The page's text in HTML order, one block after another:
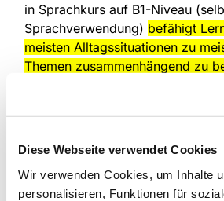
Diese Webseite verwendet Cookies
Wir verwenden Cookies, um Inhalte
personalisieren, Funktionen für
in Sprachkurs auf B1-Niveau
Sprachverwendung) befähigt
meisten Alltagssituationen zu
Themen zusammenhängend zu
Arbeitsaufnahme in Deutschland
Bedeutung und Kompetenzen